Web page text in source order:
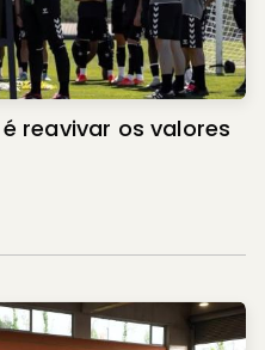
reavivar os valores